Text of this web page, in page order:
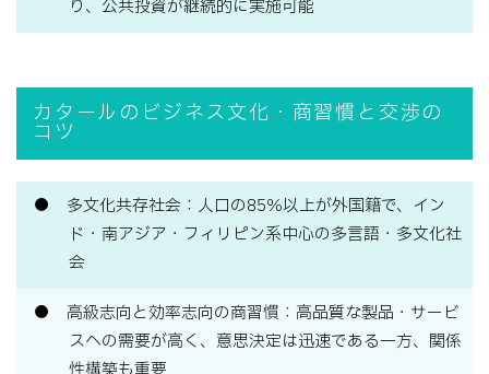
り、公共投資が継続的に実施可能
カタールのビジネス文化・商習慣と交渉の
コツ
多文化共存社会：人口の85％以上が外国籍で、イン
ド・南アジア・フィリピン系中心の多言語・多文化社
会
高級志向と効率志向の商習慣：高品質な製品・サービ
スへの需要が高く、意思決定は迅速である一方、関係